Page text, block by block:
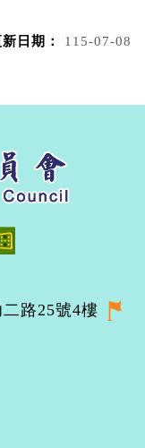
日期： 115-07-08
路25號4樓